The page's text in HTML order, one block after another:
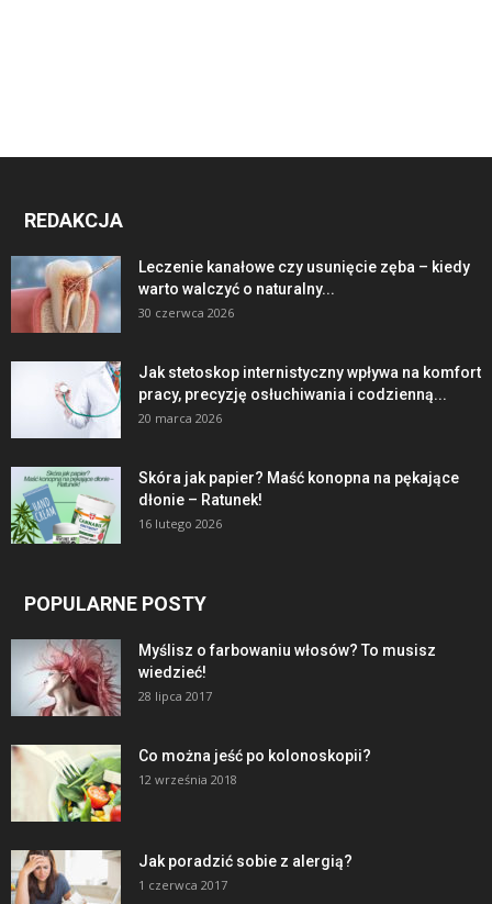
REDAKCJA
Leczenie kanałowe czy usunięcie zęba – kiedy
warto walczyć o naturalny...
30 czerwca 2026
Jak stetoskop internistyczny wpływa na komfort
pracy, precyzję osłuchiwania i codzienną...
20 marca 2026
Skóra jak papier? Maść konopna na pękające
dłonie – Ratunek!
16 lutego 2026
POPULARNE POSTY
Myślisz o farbowaniu włosów? To musisz
wiedzieć!
28 lipca 2017
Co można jeść po kolonoskopii?
12 września 2018
Jak poradzić sobie z alergią?
1 czerwca 2017